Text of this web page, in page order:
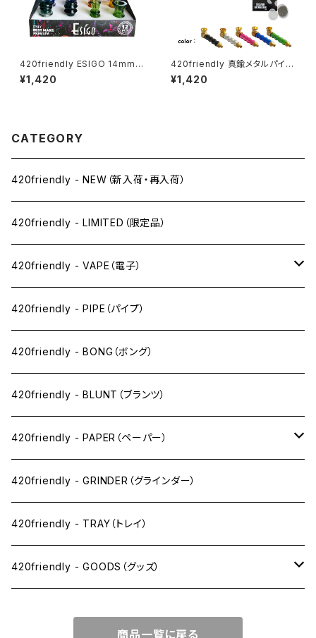
420friendly ESIGO 14mmガ
ラスボウル(火皿) Phoenix As
h Catcher
¥1,420
420friendly 真鍮メタルパイプ
(スクリーン付き）
¥1,420
CATEGORY
420friendly - NEW（新入荷・再入荷）
420friendly - LIMITED（限定品）
420friendly - VAPE（電子）
ペン下
ニコパフ系
ドライ系
ワックス系
420friendly - PIPE（パイプ）
420friendly - BONG（ボング）
420friendly - BLUNT（ブランツ）
420friendly - PAPER（ペーパー）
SW(シングルワイド）サイズ
1 1/4サイズ
キングサイズスリム
420friendly - GRINDER（グラインダー）
420friendly - TRAY（トレイ）
420friendly - GOODS（グッズ）
商品一覧に戻る